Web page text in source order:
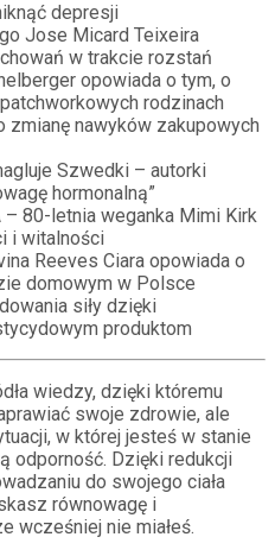
depresji
Jose Micard Teixeira
w trakcie rozstań
opowiada o tym, o
rodzinach
zmianę nawyków zakupowych
Szwedki – autorki
hormonalną”
– 80-letnia weganka Mimi Kirk
i witalności
Reeves Ciara opowiada o
domowym w Polsce
siły dzięki
produktom
wiedzy, dzięki któremu
swoje zdrowie, ale
w której jesteś w stanie
odporność. Dzięki redukcji
do swojego ciała
równowagę i
wcześniej nie miałeś.